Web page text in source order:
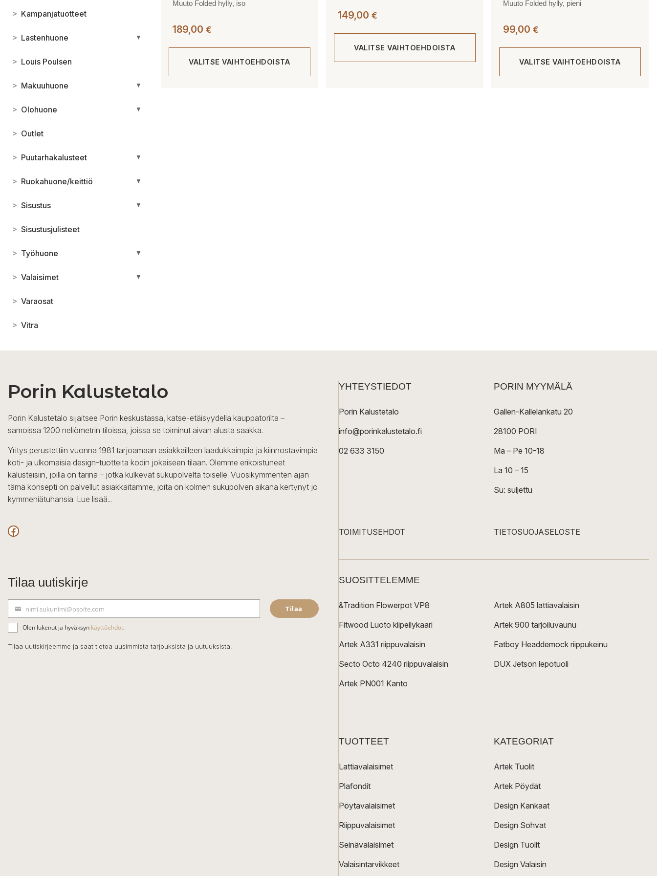
> Kampanjatuotteet
> Lastenhuone ▼
> Louis Poulsen
> Makuuhuone ▼
> Olohuone ▼
> Outlet
> Puutarhakalusteet ▼
> Ruokahuone/keittiö ▼
> Sisustus ▼
> Sisustusjulisteet
> Työhuone ▼
> Valaisimet ▼
> Varaosat
> Vitra
Muuto Folded hylly, iso
189,00 €
VALITSE VAIHTOEHDOISTA
149,00 €
VALITSE VAIHTOEHDOISTA
Muuto Folded hylly, pieni
99,00 €
VALITSE VAIHTOEHDOISTA
Porin Kalustetalo
Porin Kalustetalo sijaitsee Porin keskustassa, katse-etäisyydellä kauppatorilta –
samoissa 1200 neliömetrin tiloissa, joissa se toiminut aivan alusta saakka.
Yritys perustettiin vuonna 1981 tarjoamaan asiakkailleen laadukkaimpia ja kiinnostavimpia
koti- ja ulkomaisia design-tuotteita kodin jokaiseen tilaan. Olemme erikoistuneet
kalusteisiin, joilla on tarina – jotka kulkevat sukupolvelta toiselle. Vuosikymmenten ajan
tämä konsepti on palvellut asiakkaitamme, joita on kolmen sukupolven aikana kertynyt jo
kymmeniätuhansia. Lue lisää...
Facebook
Tilaa uutiskirje
ä
h
k
nimi.sukunimi@osoite.com Tilaa
Olen lukenut ja hyväksyn käyttöehdot.
Tilaa uutiskirjeemme ja saat tietoa uusimmista tarjouksista ja uutuuksista!
YHTEYSTIEDOT
Porin Kalustetalo
info@porinkalustetalo.fi
02 633 3150
PORIN MYYMÄLÄ
Gallen-Kallelankatu 20
28100 PORI
Ma – Pe 10-18
La 10 – 15
Su: suljettu
TOIMITUSEHDOT TIETOSUOJASELOSTE
SUOSITTELEMME
&Tradition Flowerpot VP8
Fitwood Luoto kiipeilykaari
Artek A331 riippuvalaisin
Secto Octo 4240 riippuvalaisin
Artek PN001 Kanto
Artek A805 lattiavalaisin
Artek 900 tarjoiluvaunu
Fatboy Headdemock riippukeinu
DUX Jetson lepotuoli
TUOTTEET
Lattiavalaisimet
Plafondit
Pöytävalaisimet
Riippuvalaisimet
Seinävalaisimet
Valaisintarvikkeet
KATEGORIAT
Artek Tuolit
Artek Pöydät
Design Kankaat
Design Sohvat
Design Tuolit
Design Valaisin